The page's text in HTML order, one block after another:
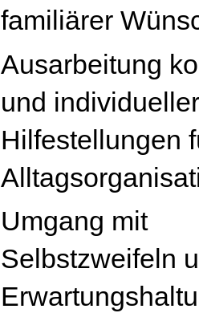
familiärer
Ausarbeitung
und individueller
Hilfestellungen
Umgang mit
Selbstzweifeln